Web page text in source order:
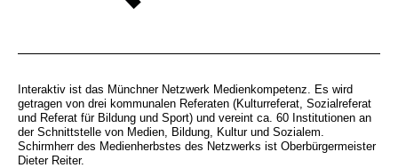
Interaktiv ist das Münchner Netzwerk Medienkompetenz. Es wird
getragen von drei kommunalen Referaten (Kulturreferat, Sozialreferat
und Referat für Bildung und Sport) und vereint ca. 60 Institutionen an
der Schnittstelle von Medien, Bildung, Kultur und Sozialem.
Schirmherr des Medienherbstes des Netzwerks ist Oberbürgermeister
Dieter Reiter.